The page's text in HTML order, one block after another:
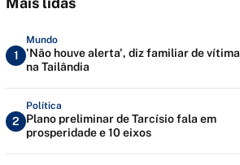
1
Mundo
'Não houve alerta', diz familiar de vítima
na Tailândia
2
Política
Plano preliminar de Tarcísio fala em
prosperidade e 10 eixos